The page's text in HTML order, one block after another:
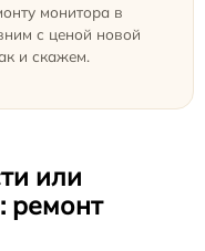
монитора в
с ценой новой
и скажем.
или
ремонт